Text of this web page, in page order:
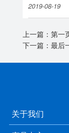
2019-08-19
上一篇： 第一
下一篇： 最后
关于我们